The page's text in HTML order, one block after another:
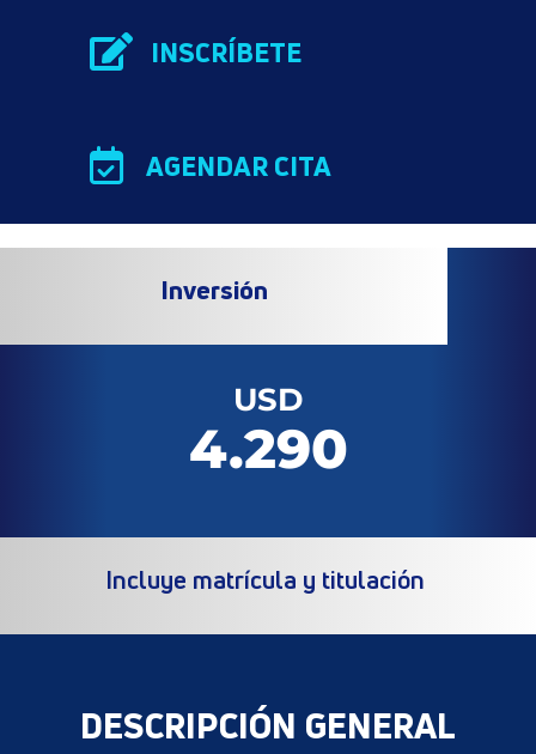
 INSCRÍBETE
 AGENDAR CITA
Inversión
USD
4.290
Incluye matrícula y titulación
DESCRIPCIÓN GENERAL